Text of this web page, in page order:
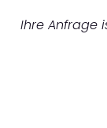
Ihre Anfrage